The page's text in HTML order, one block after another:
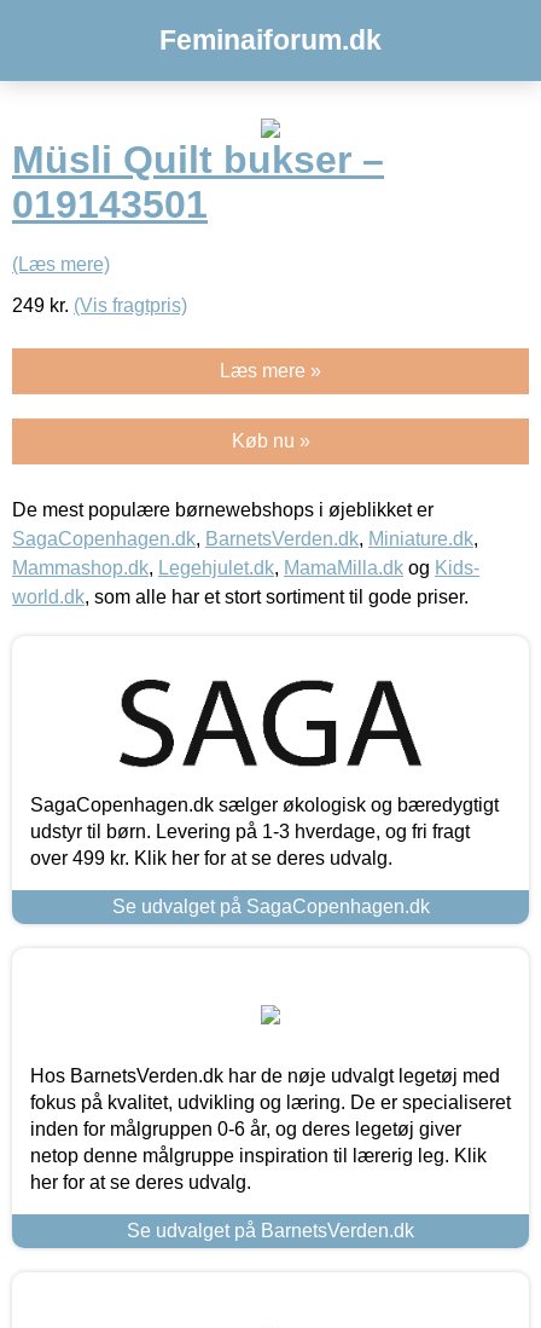
Feminaiforum.dk
Müsli Quilt bukser –
019143501
(Læs mere)
249 kr. (Vis fragtpris)
Læs mere »
Køb nu »
De mest populære børnewebshops i øjeblikket er
SagaCopenhagen.dk, BarnetsVerden.dk, Miniature.dk,
Mammashop.dk, Legehjulet.dk, MamaMilla.dk og Kids-
world.dk, som alle har et stort sortiment til gode priser.
SagaCopenhagen.dk sælger økologisk og bæredygtigt
udstyr til børn. Levering på 1-3 hverdage, og fri fragt
over 499 kr. Klik her for at se deres udvalg.
Se udvalget på SagaCopenhagen.dk
Hos BarnetsVerden.dk har de nøje udvalgt legetøj med
fokus på kvalitet, udvikling og læring. De er specialiseret
inden for målgruppen 0-6 år, og deres legetøj giver
netop denne målgruppe inspiration til lærerig leg. Klik
her for at se deres udvalg.
Se udvalget på BarnetsVerden.dk